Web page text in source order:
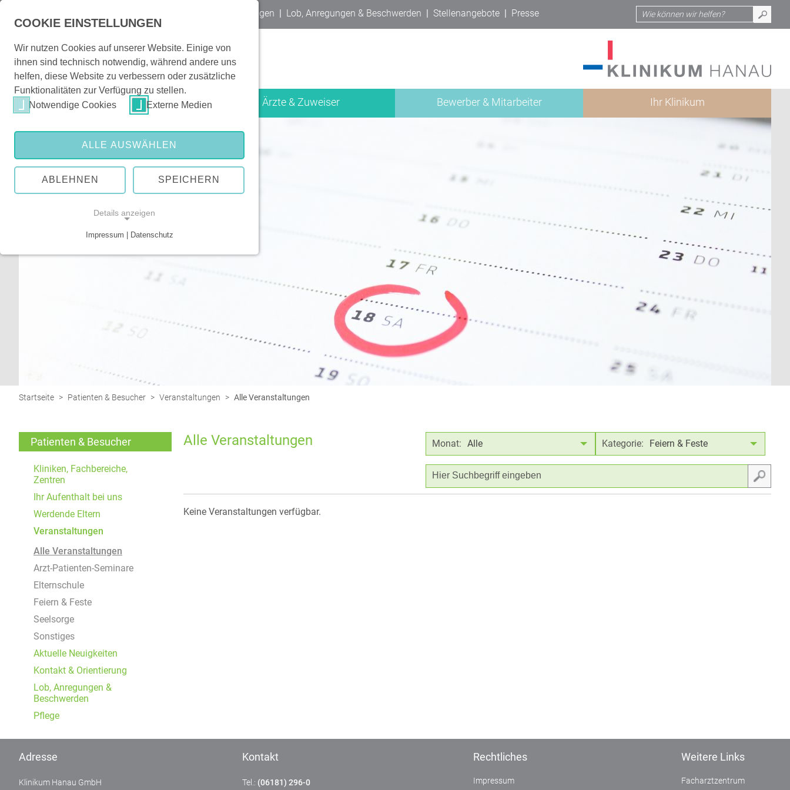
Veranstaltungen | Lob, Anregungen & Beschwerden | Stellenangebote | Presse
Patienten & Besucher Ärzte & Zuweiser Bewerber & Mitarbeiter Ihr Klinikum
Startseite > Patienten & Besucher > Veranstaltungen > Alle Veranstaltungen
Patienten & Besucher
Kliniken, Fachbereiche,
Zentren
Ihr Aufenthalt bei uns
Werdende Eltern
Veranstaltungen
Alle Veranstaltungen
Arzt-Patienten-Seminare
Elternschule
Feiern & Feste
Seelsorge
Sonstiges
Aktuelle Neuigkeiten
Kontakt & Orientierung
Lob, Anregungen &
Beschwerden
Pflege
Alle Veranstaltungen Monat: Alle Kategorie: Feiern & Feste
Keine Veranstaltungen verfügbar.
Adresse
Klinikum Hanau GmbH
Kontakt
Tel.: (06181) 296-0
Rechtliches
Impressum
Weitere Links
Facharztzentrum
COOKIE EINSTELLUNGEN
Wir nutzen Cookies auf unserer Website. Einige von
ihnen sind technisch notwendig, während andere uns
helfen, diese Website zu verbessern oder zusätzliche
Funktionalitäten zur Verfügung zu stellen.
Notwendige Cookies
Externe Medien
ALLE AUSWÄHLEN
ABLEHNEN SPEICHERN
Details anzeigen
ausgewählten Einverständnis-
Cookie
Laufzeit:
EXTERNE MEDIEN
Um Inhalte von Videoplattformen und Social Media
diesen externen Medien Cookies gesetzt.
YouTube
Vimeo
Impressum | Datenschutz